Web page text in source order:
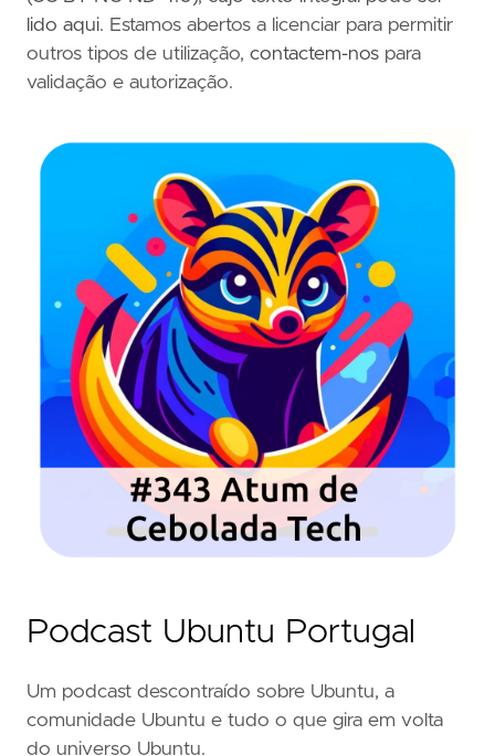
lido aqui. Estamos abertos a licenciar para permitir
outros tipos de utilização, contactem-nos para
validação e autorização.
Podcast Ubuntu Portugal
Um podcast descontraído sobre Ubuntu, a
comunidade Ubuntu e tudo o que gira em volta
do universo Ubuntu.